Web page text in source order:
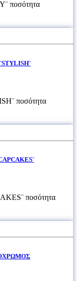
ποσότητα
ποσότητα
ποσότητα